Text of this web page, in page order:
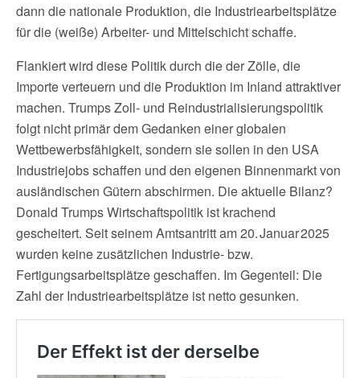
dann die nationale Produktion, die Industriearbeitsplätze
für die (weiße) Arbeiter- und Mittelschicht schaffe.
Flankiert wird diese Politik durch die der Zölle, die
Importe verteuern und die Produktion im Inland attraktiver
machen. Trumps Zoll- und Reindustrialisierungspolitik
folgt nicht primär dem Gedanken einer globalen
Wettbewerbsfähigkeit, sondern sie sollen in den USA
Industriejobs schaffen und den eigenen Binnenmarkt von
ausländischen Gütern abschirmen. Die aktuelle Bilanz?
Donald Trumps Wirtschaftspolitik ist krachend
gescheitert. Seit seinem Amtsantritt am 20. Januar 2025
wurden keine zusätzlichen Industrie- bzw.
Fertigungsarbeitsplätze geschaffen. Im Gegenteil: Die
Zahl der Industriearbeitsplätze ist netto gesunken.